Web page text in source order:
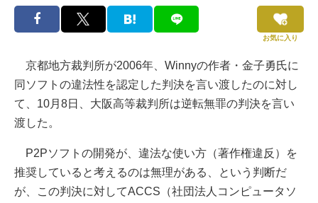
お気に入り
京都地方裁判所が2006年、Winnyの作者・金子勇氏に
同ソフトの違法性を認定した判決を言い渡したのに対し
て、10月8日、大阪高等裁判所は逆転無罪の判決を言い
渡した。
P2Pソフトの開発が、違法な使い方（著作権違反）を
推奨していると考えるのは無理がある、という判断だ
が、この判決に対してACCS（社団法人コンピュータソ